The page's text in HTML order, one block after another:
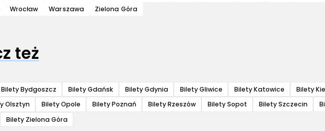
Wrocław Warszawa Zielona Góra
też
Bilety Bydgoszcz Bilety Gdańsk Bilety Gdynia Bilety Gliwice Bilety Katowice Bilety
Olsztyn Bilety Opole Bilety Poznań Bilety Rzeszów Bilety Sopot Bilety Szczecin
Bilety Zielona Góra